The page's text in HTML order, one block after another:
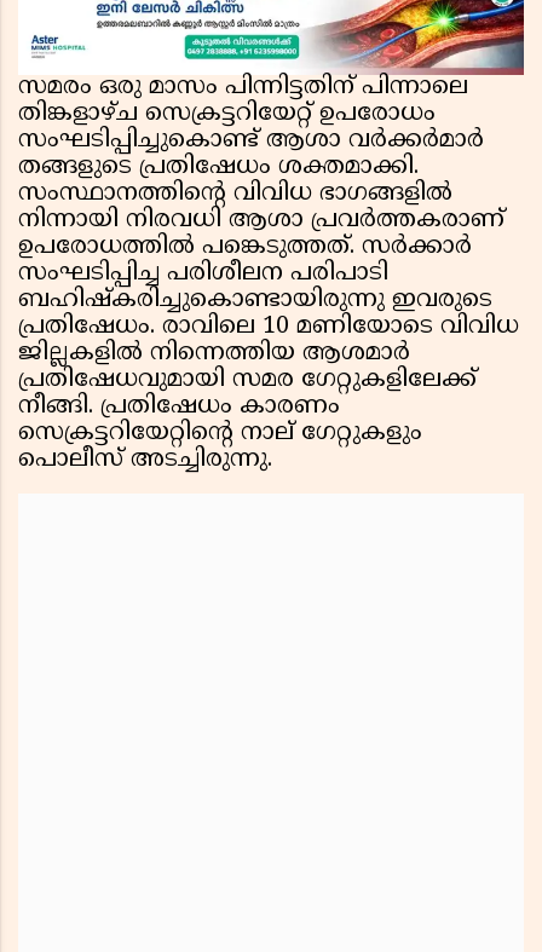
സമരം ഒരു മാസം പിന്നിട്ടതിന് പിന്നാലെ
തിങ്കളാഴ്ച സെക്രട്ടറിയേറ്റ് ഉപരോധം
സംഘടിപ്പിച്ചുകൊണ്ട് ആശാ വർക്കർമാർ
തങ്ങളുടെ പ്രതിഷേധം ശക്തമാക്കി.
സംസ്ഥാനത്തിൻ്റെ വിവിധ ഭാഗങ്ങളിൽ
നിന്നായി നിരവധി ആശാ പ്രവർത്തകരാണ്
ഉപരോധത്തിൽ പങ്കെടുത്തത്. സർക്കാർ
സംഘടിപ്പിച്ച പരിശീലന പരിപാടി
ബഹിഷ്കരിച്ചുകൊണ്ടായിരുന്നു ഇവരുടെ
പ്രതിഷേധം. രാവിലെ 10 മണിയോടെ വിവിധ
ജില്ലകളിൽ നിന്നെത്തിയ ആശമാർ
പ്രതിഷേധവുമായി സമര ഗേറ്റുകളിലേക്ക്
നീങ്ങി. പ്രതിഷേധം കാരണം
സെക്രട്ടറിയേറ്റിൻ്റെ നാല് ഗേറ്റുകളും
പൊലീസ് അടച്ചിരുന്നു.